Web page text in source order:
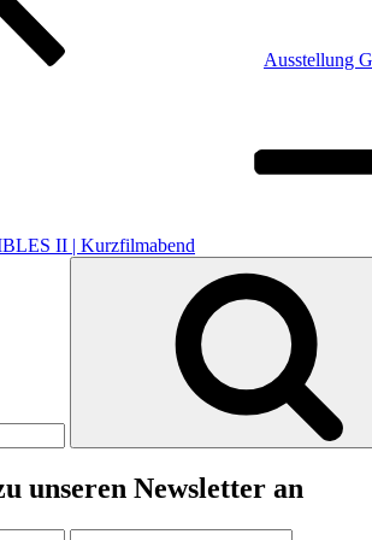
Ausstellung
II | Kurzfilmabend
unseren Newsletter an